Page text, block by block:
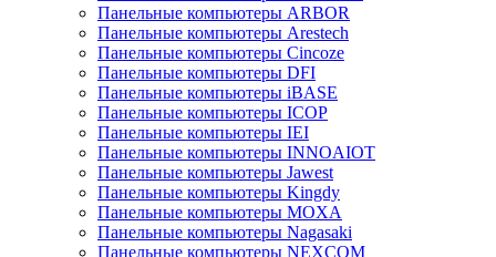
Панельные компьютеры ARBOR
Панельные компьютеры Arestech
Панельные компьютеры Cincoze
Панельные компьютеры DFI
Панельные компьютеры iBASE
Панельные компьютеры ICOP
Панельные компьютеры IEI
Панельные компьютеры INNOAIOT
Панельные компьютеры Jawest
Панельные компьютеры Kingdy
Панельные компьютеры MOXA
Панельные компьютеры Nagasaki
Панельные компьютеры NEXCOM